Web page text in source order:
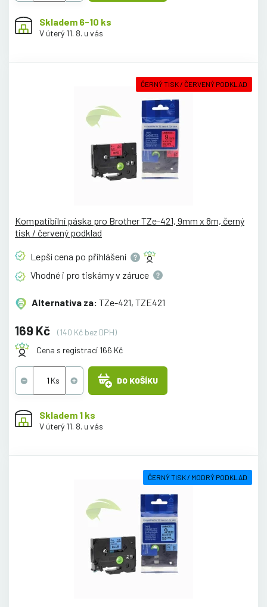
Skladem 6-10 ks
V úterý 11. 8. u vás
ČERNÝ TISK / ČERVENÝ PODKLAD
Kompatibilní páska pro Brother TZe-421, 9mm x 8m, černý
tisk / červený podklad
Lepší cena po přihlášení
Vhodné i pro tiskárny v záruce
Alternativa za: TZe-421, TZE421
169 Kč
(140 Kč bez DPH)
Cena s registrací 166 Kč
DO KOŠÍKU
Skladem 1 ks
V úterý 11. 8. u vás
ČERNÝ TISK / MODRÝ PODKLAD